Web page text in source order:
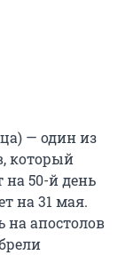
— один из
который
50-й день
на 31 мая.
на апостолов